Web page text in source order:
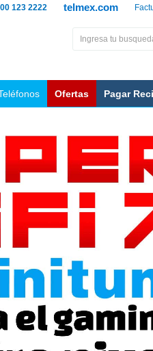
telmex.com
123 2222
Ofertas Pagar